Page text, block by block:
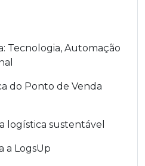
Tecnologia, Automação
do Ponto de Venda
logística sustentável
a LogsUp